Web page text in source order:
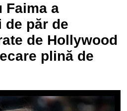
Faima a
de păr de
de Hollywood
plină de